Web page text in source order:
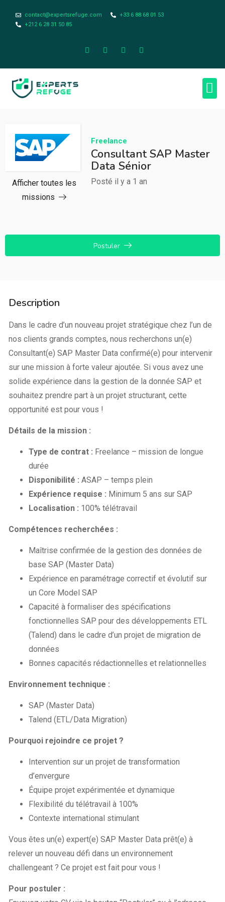
contact@expertsrefuge.com
+33 6 88 68 01 53
+212 6 28 31 50 85
Afficher toutes les
missions
Freelance
Consultant SAP Master
Data Sénior
Posté il y a 1 an
Postuler
Description
Dans le cadre d’un nouveau projet stratégique chez l’un de
nos clients grands comptes, nous recherchons un(e)
Consultant(e) SAP Master Data confirmé(e) pour intervenir
sur une mission à forte valeur ajoutée. Si vous avez une
solide expérience dans la gestion de la donnée SAP et
souhaitez prendre part à un projet structurant, cette
opportunité est pour vous !
Détails de la mission :
Type de contrat : Freelance – mission de longue
durée
Disponibilité : ASAP – temps plein
Expérience requise : Minimum 5 ans sur SAP
Localisation : 100% télétravail
Compétences recherchées :
Maîtrise confirmée de la gestion des données de
base SAP (Master Data)
Expérience en paramétrage correctif et évolutif sur
un Core Model SAP
Capacité à formaliser des spécifications
fonctionnelles SAP pour des développements ETL
(Talend) dans le cadre d’un projet de migration de
données
Bonnes capacités rédactionnelles et relationnelles
Environnement technique :
SAP (Master Data)
Talend (ETL/Data Migration)
Pourquoi rejoindre ce projet ?
Intervention sur un projet de transformation
d’envergure
Équipe projet expérimentée et dynamique
Flexibilité du télétravail à 100%
Contexte international stimulant
Vous êtes un(e) expert(e) SAP Master Data prêt(e) à
relever un nouveau défi dans un environnement
challengeant ? Ce projet est fait pour vous !
Pour postuler :